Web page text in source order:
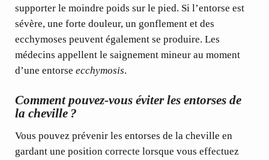
supporter le moindre poids sur le pied. Si l’entorse est
sévère, une forte douleur, un gonflement et des
ecchymoses peuvent également se produire. Les
médecins appellent le saignement mineur au moment
d’une entorseecchymosis.
Comment pouvez-vous éviter les entorses de
la cheville ?
Vous pouvez prévenir les entorses de la cheville en
gardant une position correcte lorsque vous effectuez